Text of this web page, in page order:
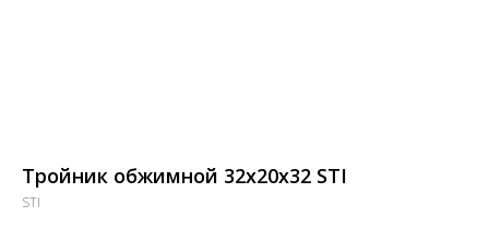
Тройник обжимной 32х20х32 STI
STI